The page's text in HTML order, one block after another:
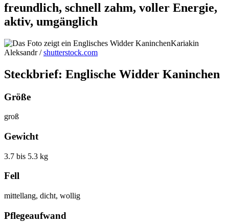
freundlich, schnell zahm, voller Energie,
aktiv, umgänglich
Kariakin
Aleksandr /shutterstock.com
Steckbrief: Englische Widder Kaninchen
Größe
groß
Gewicht
3.7 bis 5.3 kg
Fell
mittellang, dicht, wollig
Pflegeaufwand